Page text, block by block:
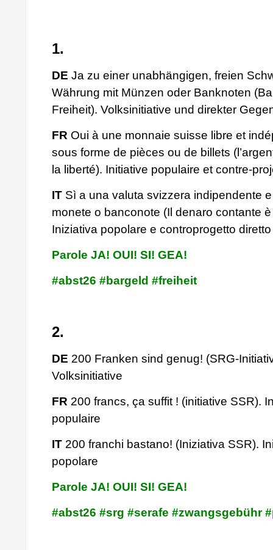
1.
DE Ja zu einer unabhängigen, freien
Währung mit Münzen oder Banknoten
Freiheit). Volksinitiative und direkter
FR Oui à une monnaie suisse libre et
sous forme de pièces ou de billets
la liberté). Initiative populaire et contre-
IT Sì a una valuta svizzera indipendente
monete o banconote (Il denaro contante
Iniziativa popolare e controprogetto diretto
Parole JA! OUI! SI! GEA!
#abst26 #bargeld #freiheit
2.
DE 200 Franken sind genug! (SRG-
Volksinitiative
FR 200 francs, ça suffit ! (initiative SSR).
populaire
IT 200 franchi bastano! (Iniziativa SSR).
popolare
Parole JA! OUI! SI! GEA!
#abst26 #srg #serafe #zwangsgebühr